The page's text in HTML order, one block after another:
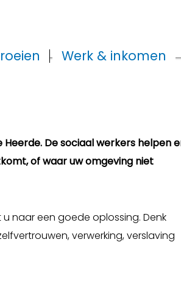
Werk & inkomen
De sociaal werkers helpen
of waar uw omgeving niet
naar een goede oplossing. Denk
verwerking, verslaving